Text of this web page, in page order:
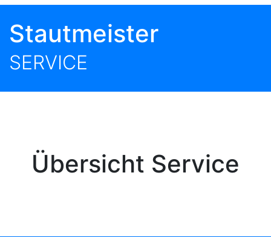
Stautmeister
SERVICE
Übersicht Service